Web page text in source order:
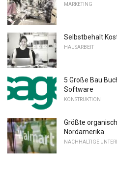
MARKETING
Selbstbehalt
HAUSARBEIT
5 Große Bau
Software
KONSTRUKTION
Größte
Nordamerika
NACHHALTIGE